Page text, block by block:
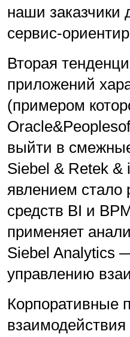
наши заказчики
сервис-
Вторая
приложений
(примером
выйти в
Siebel & Retek
явлением стало
средств BI и
применяет
Siebel Analytics
управлению
Корпоративные
взаимодействия